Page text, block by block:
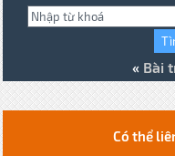
« Bài
Có thể